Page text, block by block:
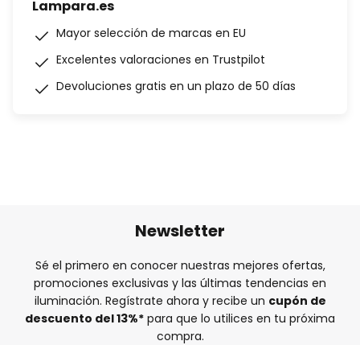
Lampara.es
Mayor selección de marcas en EU
Excelentes valoraciones en Trustpilot
Devoluciones gratis en un plazo de 50 días
Newsletter
Sé el primero en conocer nuestras mejores ofertas,
promociones exclusivas y las últimas tendencias en
iluminación. Regístrate ahora y recibe un cupón de
descuento del13%* para que lo utilices en tu próxima
compra.